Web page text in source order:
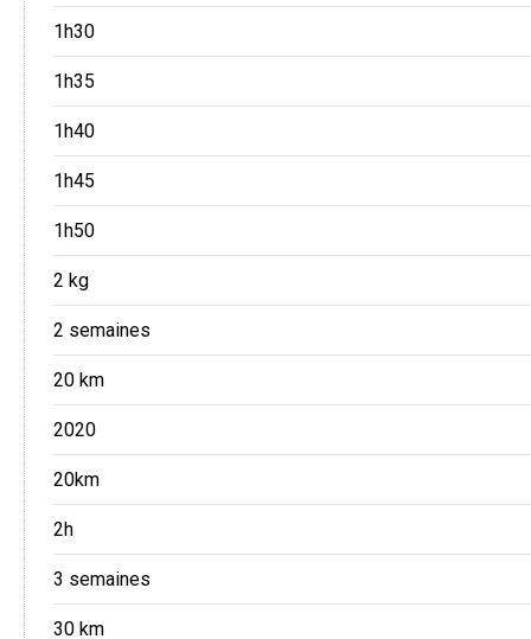
1h30
1h35
1h40
1h45
1h50
2 kg
2 semaines
20 km
2020
20km
2h
3 semaines
30 km